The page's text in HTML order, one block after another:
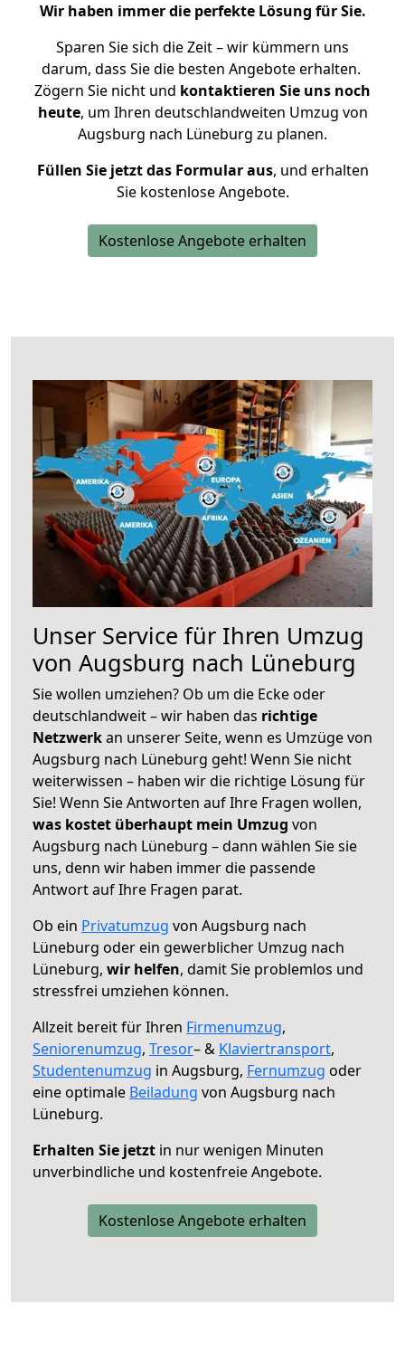
Wir haben immer die perfekte Lösung für Sie.
Sparen Sie sich die Zeit – wir kümmern uns
darum, dass Sie die besten Angebote erhalten.
Zögern Sie nicht und kontaktieren Sie uns noch
heute, um Ihren deutschlandweiten Umzug von
Augsburg nach Lüneburg zu planen.
Füllen Sie jetzt das Formular aus, und erhalten
Sie kostenlose Angebote.
Kostenlose Angebote erhalten
Unser Service für Ihren Umzug
von Augsburg nach Lüneburg
Sie wollen umziehen? Ob um die Ecke oder
deutschlandweit – wir haben das richtige
Netzwerkan unserer Seite, wenn es Umzüge von
Augsburg nach Lüneburg geht! Wenn Sie nicht
weiterwissen – haben wir die richtige Lösung für
Sie! Wenn Sie Antworten auf Ihre Fragen wollen,
was kostet überhaupt mein Umzug von
Augsburg nach Lüneburg – dann wählen Sie sie
uns, denn wir haben immer die passende
Antwort auf Ihre Fragen parat.
Ob ein Privatumzug von Augsburg nach
Lüneburg oder ein gewerblicher Umzug nach
Lüneburg, wir helfen, damit Sie problemlos und
stressfrei umziehen können.
Allzeit bereit für Ihren Firmenumzug,
Seniorenumzug, Tresor– & Klaviertransport,
Studentenumzug in Augsburg, Fernumzug oder
eine optimale Beiladung von Augsburg nach
Lüneburg.
Erhalten Sie jetzt in nur wenigen Minuten
unverbindliche und kostenfreie Angebote.
Kostenlose Angebote erhalten